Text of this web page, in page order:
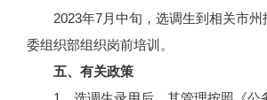
2023年7月中旬，选调生到相关市
委组织部组织岗前培训。
五、有关政策